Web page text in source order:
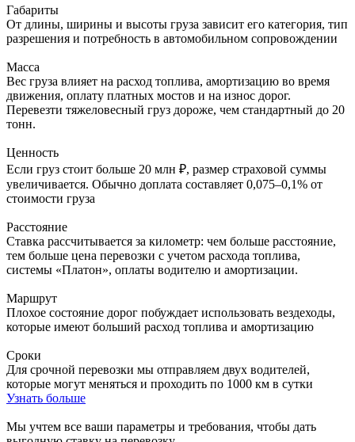
Габариты
От длины, ширины и высоты груза зависит его категория, тип
разрешения и потребность в автомобильном сопровождении
Масса
Вес груза влияет на расход топлива, амортизацию во время
движения, оплату платных мостов и на износ дорог.
Перевезти тяжеловесный груз дороже, чем стандартный до 20
тонн.
Ценность
Если груз стоит больше 20 млн ₽, размер страховой суммы
увеличивается. Обычно доплата составляет 0,075–0,1% от
стоимости груза
Расстояние
Ставка рассчитывается за километр: чем больше расстояние,
тем больше цена перевозки с учетом расхода топлива,
системы «Платон», оплаты водителю и амортизации.
Маршрут
Плохое состояние дорог побуждает использовать вездеходы,
которые имеют больший расход топлива и амортизацию
Сроки
Для срочной перевозки мы отправляем двух водителей,
которые могут меняться и проходить по 1000 км в сутки
Узнать больше
Мы учтем все ваши параметры и требования, чтобы дать